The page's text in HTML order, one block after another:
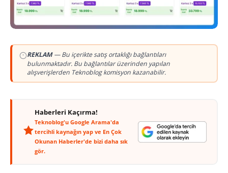
REKLAM— Bu içerikte satış ortaklığı bağlantıları
bulunmaktadır. Bu bağlantılar üzerinden yapılan
alışverişlerden Teknoblog komisyon kazanabilir.
Haberleri Kaçırma!
Teknoblog'u Google Arama'da
tercihli kaynağın yap ve En Çok
Okunan Haberler'de bizi daha sık
gör.